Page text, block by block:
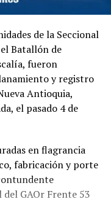
de la Seccional
Batallón de
fueron
y registro
Antioquia,
el pasado 4 de
en flagrancia
fabricación y porte
GAOr Frente 53